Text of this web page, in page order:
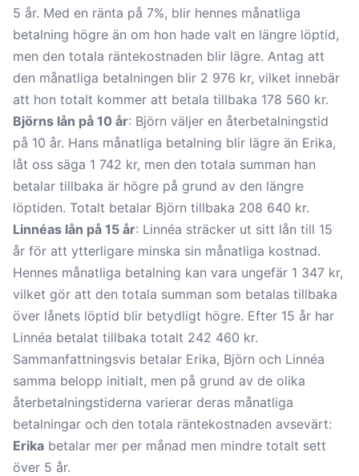
5 år. Med en ränta på 7%, blir hennes månatliga
betalning högre än om hon hade valt en längre löptid,
men den totala räntekostnaden blir lägre. Antag att
den månatliga betalningen blir 2 976 kr, vilket innebär
att hon totalt kommer att betala tillbaka 178 560 kr.
Björns lån på 10 år: Björn väljer en återbetalningstid
på 10 år. Hans månatliga betalning blir lägre än Erika,
låt oss säga 1 742 kr, men den totala summan han
betalar tillbaka är högre på grund av den längre
löptiden. Totalt betalar Björn tillbaka 208 640 kr.
Linnéas lån på 15 år: Linnéa sträcker ut sitt lån till 15
år för att ytterligare minska sin månatliga kostnad.
Hennes månatliga betalning kan vara ungefär 1 347 kr,
vilket gör att den totala summan som betalas tillbaka
över lånets löptid blir betydligt högre. Efter 15 år har
Linnéa betalat tillbaka totalt 242 460 kr.
Sammanfattningsvis betalar Erika, Björn och Linnéa
samma belopp initialt, men på grund av de olika
återbetalningstiderna varierar deras månatliga
betalningar och den totala räntekostnaden avsevärt:
Erika betalar mer per månad men mindre totalt sett
över 5 år.